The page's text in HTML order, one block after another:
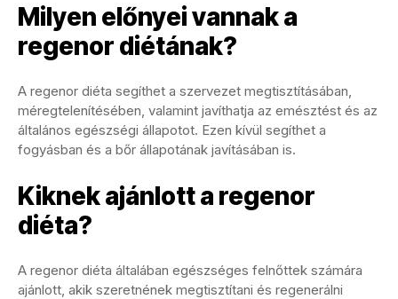
Milyen előnyei vannak a
regenor diétának?
A regenor diéta segíthet a szervezet megtisztításában,
méregtelenítésében, valamint javíthatja az emésztést és az
általános egészségi állapotot. Ezen kívül segíthet a
fogyásban és a bőr állapotának javításában is.
Kiknek ajánlott a regenor
diéta?
A regenor diéta általában egészséges felnőttek számára
ajánlott, akik szeretnének megtisztítani és regenerálni